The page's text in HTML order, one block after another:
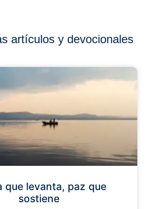
artículos y devocionales
que levanta, paz que
sostiene